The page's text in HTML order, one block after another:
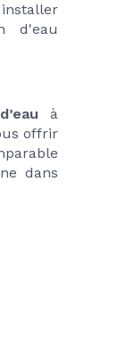
d'eau
à
offrir
dans